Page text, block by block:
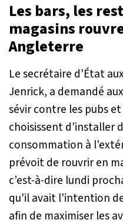
Les bars, les
magasins
Angleterre
Le secrétaire d'État
Jenrick, a demandé
sévir contre les pubs
choisissent d'installer
consommation à
prévoit de rouvrir en
c’est-à-dire lundi
qu'il avait l'intention
afin de maximiser les